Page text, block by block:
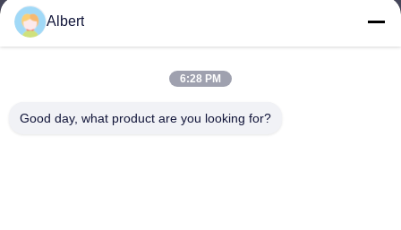
james@yimiautoparts.com
Albert
6:28 PM
Good day, what product are you looking for?